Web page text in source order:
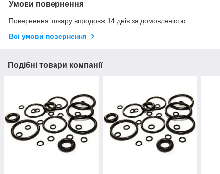
Умови повернення
Повернення товару впродовж 14 днів за домовленістю
Всі умови повернення
Подібні товари компанії